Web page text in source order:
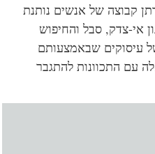
של אנשים נותנת
צדק, סבל והחיפוש
שבאמצעותם
התכוונות להתגבר